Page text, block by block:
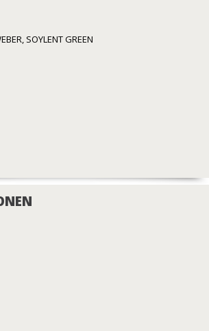
SOYLENT GREEN